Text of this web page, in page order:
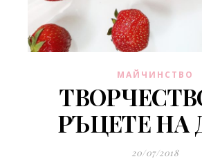
МАЙЧИНСТВО
РЪЦЕТЕ НА
20/07/2018